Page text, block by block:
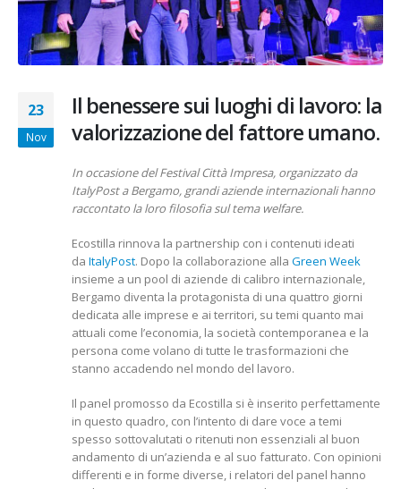
23
Nov
Il benessere sui luoghi di lavoro: la
valorizzazione del fattore umano.
In occasione del Festival Città Impresa, organizzato da
ItalyPost a Bergamo, grandi aziende internazionali hanno
raccontato la loro filosofia sul tema welfare.
Ecostilla rinnova la partnership con i contenuti ideati
da ItalyPost. Dopo la collaborazione alla Green Week
insieme a un pool di aziende di calibro internazionale,
Bergamo diventa la protagonista di una quattro giorni
dedicata alle imprese e ai territori, su temi quanto mai
attuali come l’economia, la società contemporanea e la
persona come volano di tutte le trasformazioni che
stanno accadendo nel mondo del lavoro.
Il panel promosso da Ecostilla si è inserito perfettamente
in questo quadro, con l’intento di dare voce a temi
spesso sottovalutati o ritenuti non essenziali al buon
andamento di un’azienda e al suo fatturato. Con opinioni
differenti e in forme diverse, i relatori del panel hanno